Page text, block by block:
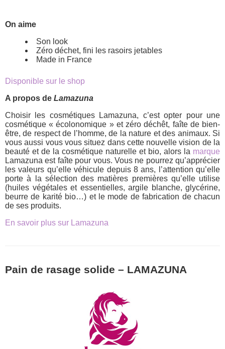
On aime
Son look
Zéro déchet, fini les rasoirs jetables
Made in France
Disponible sur le shop
A propos de Lamazuna
Choisir les cosmétiques Lamazuna, c’est opter pour une
cosmétique « écolonomique » et zéro déchêt, faîte de bien-
être, de respect de l’homme, de la nature et des animaux. Si
vous aussi vous vous situez dans cette nouvelle vision de la
beauté et de la cosmétique naturelle et bio, alors la marque
Lamazuna est faîte pour vous. Vous ne pourrez qu’apprécier
les valeurs qu’elle véhicule depuis 8 ans, l’attention qu’elle
porte à la sélection des matières premières qu’elle utilise
(huiles végétales et essentielles, argile blanche, glycérine,
beurre de karité bio…) et le mode de fabrication de chacun
de ses produits.
En savoir plus sur Lamazuna
Pain de rasage solide – LAMAZUNA